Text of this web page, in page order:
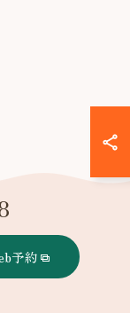
予約